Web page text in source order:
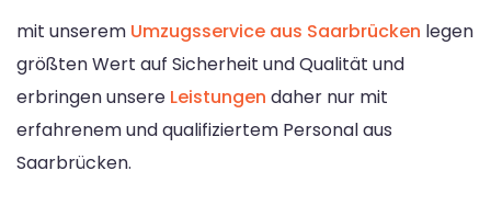
mit unserem Umzugsservice aus Saarbrücken legen
größten Wert auf Sicherheit und Qualität und
erbringen unsere Leistungen daher nur mit
erfahrenem und qualifiziertem Personal aus
Saarbrücken.